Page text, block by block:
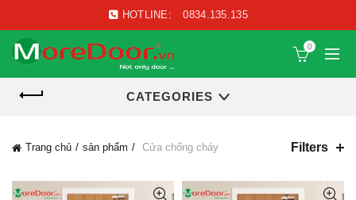
HOTLINE: 0834.135.135
0
CATEGORIES
Trang chủ sản phẩm Cửa chống cháy Filters